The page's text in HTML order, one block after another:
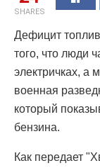
SHARES
Дефицит
того, что люди
электричках, а
военная
который
бензина.
Как передает